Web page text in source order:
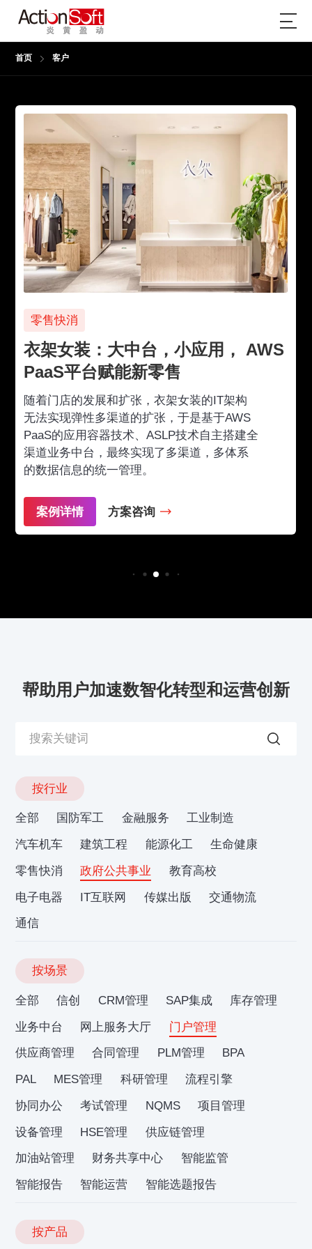
首页 客户
零售快消
衣架女装：大中台，小应用， AWS
PaaS平台赋能新零售
随着门店的发展和扩张，衣架女装的IT架构
无法实现弹性多渠道的扩张，于是基于AWS
PaaS的应用容器技术、ASLP技术自主搭建全
渠道业务中台，最终实现了多渠道，多体系
的数据信息的统一管理。
案例详情 方案咨询
帮助用户加速数智化转型和运营创新
按行业
全部 国防军工 金融服务
工业制造
汽车机车
建筑工程 能源化工
生命健康
零售快消
政府公共事业
教育高校
电子电器
IT互联网 传媒出版
交通物流
通信
按场景
全部 信创 CRM管理 SAP集成
库存管理
业务中台
网上服务大厅
门户管理
供应商管理
合同管理 PLM管理
BPA
PAL
MES管理 科研管理
流程引擎
协同办公
考试管理 NQMS
项目管理
设备管理
HSE管理
供应链管理
加油站管理
财务共享中心
智能监管
智能报告
智能运营 智能选题报告
按产品